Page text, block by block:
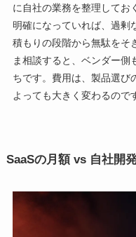
に自社の業務を整理してお
明確になっていれば、過剰
積もりの段階から無駄をそ
ま相談すると、ベンダー
ちです。費用は、製品選び
よっても大きく変わるので
SaaSの月額 vs 自社開